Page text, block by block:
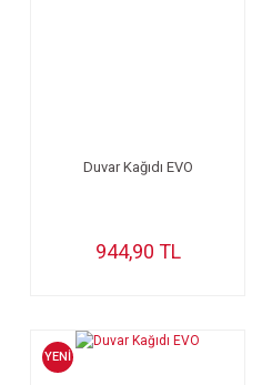
Duvar Kağıdı EVO
944,90 TL
YENİ